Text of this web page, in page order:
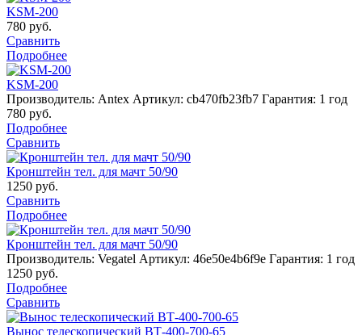
KSM-200
780 руб.
Сравнить
Подробнее
KSM-200
Производитель: Antex Артикул: cb470fb23fb7 Гарантия: 1 год
780 руб.
Подробнее
Сравнить
Кронштейн тел. для мачт 50/90
1250 руб.
Сравнить
Подробнее
Кронштейн тел. для мачт 50/90
Производитель: Vegatel Артикул: 46e50e4b6f9e Гарантия: 1 год
1250 руб.
Подробнее
Сравнить
Вынос телескопический BТ-400-700-65